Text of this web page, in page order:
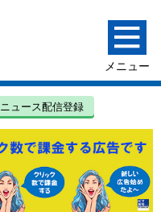
ニュース配信登録